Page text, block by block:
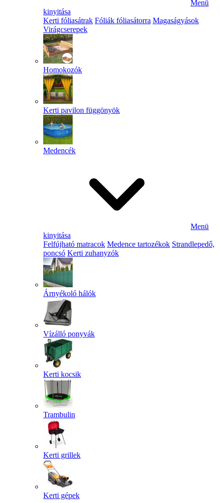
Menü
kinyitása
Kerti fóliasátrak Fóliák fóliasátorra Magaságyások
Virágcserepek
Homokozók
Kerti pavilon függönyök
Medencék
Menü
kinyitása
Felfújható matracok Medence tartozékok Strandlepedő,
poncsó Kerti zuhanyzók
Árnyékoló hálók
Vízálló ponyvák
Kerti kocsik
Trambulin
Kerti grillek
Kerti gépek